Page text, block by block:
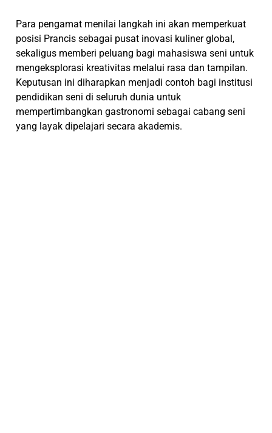
Para pengamat menilai langkah ini akan memperkuat
posisi Prancis sebagai pusat inovasi kuliner global,
sekaligus memberi peluang bagi mahasiswa seni untuk
mengeksplorasi kreativitas melalui rasa dan tampilan.
Keputusan ini diharapkan menjadi contoh bagi institusi
pendidikan seni di seluruh dunia untuk
mempertimbangkan gastronomi sebagai cabang seni
yang layak dipelajari secara akademis.